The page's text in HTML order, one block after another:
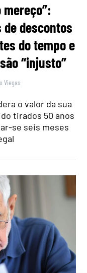
descontos
do tempo e
“injusto”
Viegas
o valor da sua
tirados 50 anos
se seis meses